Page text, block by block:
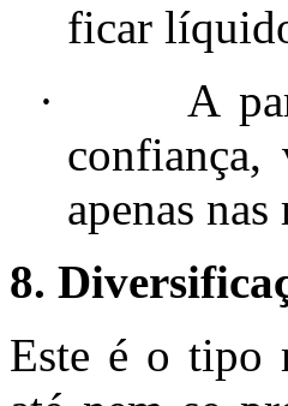
ficar
·
A
confiança,
apenas
8.
Este é o tipo